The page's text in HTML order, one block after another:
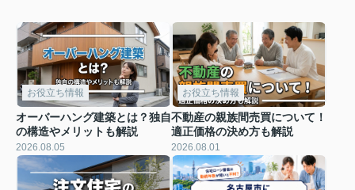
お役立ち情報
オーバーハング建築とは？独自
の構造やメリットも解説
2026.08.05
お役立ち情報
不動産の親族間売買について！
適正価格の決め方も解説
2026.08.01